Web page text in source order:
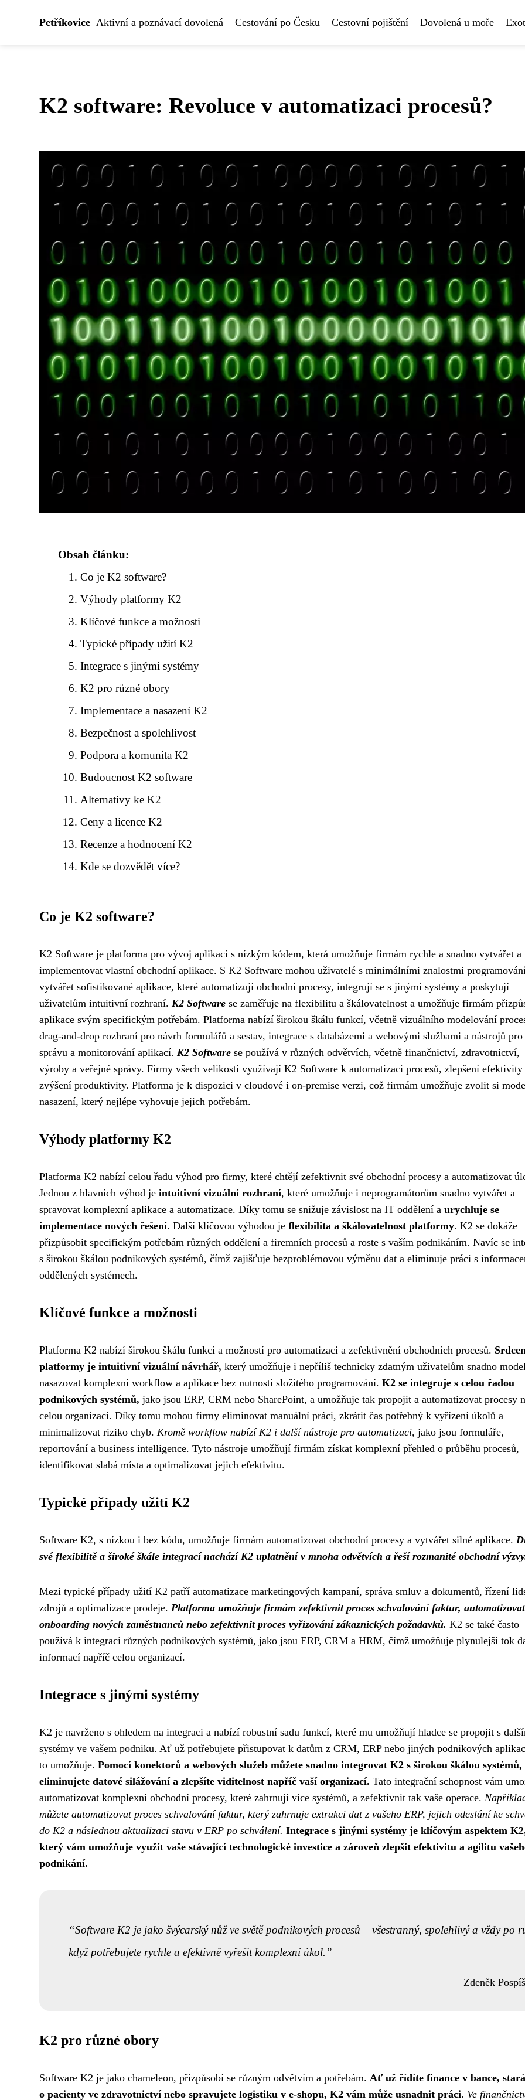
Petříkovice Aktivní a poznávací dovolená Cestování po Česku Cestovní pojištění Dovolená u moře
K2 software: Revoluce v automatizaci procesů?
Obsah článku:
Co je K2 software?
Výhody platformy K2
Klíčové funkce a možnosti
Typické případy užití K2
Integrace s jinými systémy
K2 pro různé obory
Implementace a nasazení K2
Bezpečnost a spolehlivost
Podpora a komunita K2
Budoucnost K2 software
Alternativy ke K2
Ceny a licence K2
Recenze a hodnocení K2
Kde se dozvědět více?
Co je K2 software?
K2 Software je platforma pro vývoj aplikací s nízkým kódem, která umožňuje firmám rychle a snadno vytvářet a
implementovat vlastní obchodní aplikace. S K2 Software mohou uživatelé s minimálními znalostmi
vytvářet sofistikované aplikace, které automatizují obchodní procesy, integrují se s jinými systémy a poskytují
uživatelům intuitivní rozhraní. K2 Software se zaměřuje na flexibilitu a škálovatelnost a umožňuje firmám
aplikace svým specifickým potřebám. Platforma nabízí širokou škálu funkcí, včetně vizuálního modelování
drag-and-drop rozhraní pro návrh formulářů a sestav, integrace s databázemi a webovými službami a nástrojů pro
správu a monitorování aplikací. K2 Software se používá v různých odvětvích, včetně finančnictví, zdravotnictví,
výroby a veřejné správy. Firmy všech velikostí využívají K2 Software k automatizaci procesů, zlepšení efektivity
zvýšení produktivity. Platforma je k dispozici v cloudové i on-premise verzi, což firmám umožňuje zvolit si
nasazení, který nejlépe vyhovuje jejich potřebám.
Výhody platformy K2
Platforma K2 nabízí celou řadu výhod pro firmy, které chtějí zefektivnit své obchodní procesy a automatizovat
Jednou z hlavních výhod je intuitivní vizuální rozhraní, které umožňuje i neprogramátorům snadno vytvářet a
spravovat komplexní aplikace a automatizace. Díky tomu se snižuje závislost na IT oddělení a urychluje se
implementace nových řešení. Další klíčovou výhodou je flexibilita a škálovatelnost platformy. K2 se dokáže
přizpůsobit specifickým potřebám různých oddělení a firemních procesů a roste s vaším podnikáním. Navíc se
s širokou škálou podnikových systémů, čímž zajišťuje bezproblémovou výměnu dat a eliminuje práci s
oddělených systémech.
Klíčové funkce a možnosti
Platforma K2 nabízí širokou škálu funkcí a možností pro automatizaci a zefektivnění obchodních procesů.
platformy je intuitivní vizuální návrhář, který umožňuje i nepříliš technicky zdatným uživatelům snadno
nasazovat komplexní workflow a aplikace bez nutnosti složitého programování. K2 se integruje s celou řadou
podnikových systémů, jako jsou ERP, CRM nebo SharePoint, a umožňuje tak propojit a automatizovat procesy
celou organizací. Díky tomu mohou firmy eliminovat manuální práci, zkrátit čas potřebný k vyřízení úkolů a
minimalizovat riziko chyb. Kromě workflow nabízí K2 i další nástroje pro automatizaci, jako jsou formuláře,
reportování a business intelligence. Tyto nástroje umožňují firmám získat komplexní přehled o průběhu procesů,
identifikovat slabá místa a optimalizovat jejich efektivitu.
Typické případy užití K2
Software K2, s nízkou i bez kódu, umožňuje firmám automatizovat obchodní procesy a vytvářet silné aplikace.
své flexibilitě a široké škále integrací nachází K2 uplatnění v mnoha odvětvích a řeší rozmanité obchodní
Mezi typické případy užití K2 patří automatizace marketingových kampaní, správa smluv a dokumentů, řízení
zdrojů a optimalizace prodeje. Platforma umožňuje firmám zefektivnit proces schvalování faktur, automatizovat
onboarding nových zaměstnanců nebo zefektivnit proces vyřizování zákaznických požadavků. K2 se také často
používá k integraci různých podnikových systémů, jako jsou ERP, CRM a HRM, čímž umožňuje plynulejší tok
informací napříč celou organizací.
Integrace s jinými systémy
K2 je navrženo s ohledem na integraci a nabízí robustní sadu funkcí, které mu umožňují hladce se propojit s
systémy ve vašem podniku. Ať už potřebujete přistupovat k datům z CRM, ERP nebo jiných podnikových
to umožňuje. Pomocí konektorů a webových služeb můžete snadno integrovat K2 s širokou škálou systémů,
eliminujete datové silážování a zlepšíte viditelnost napříč vaší organizací. Tato integrační schopnost vám
automatizovat komplexní obchodní procesy, které zahrnují více systémů, a zefektivnit tak vaše operace.
můžete automatizovat proces schvalování faktur, který zahrnuje extrakci dat z vašeho ERP, jejich odeslání ke
do K2 a následnou aktualizaci stavu v ERP po schválení. Integrace s jinými systémy je klíčovým aspektem
který vám umožňuje využít vaše stávající technologické investice a zároveň zlepšit efektivitu a agilitu
podnikání.
Software K2 je jako švýcarský nůž ve světě podnikových procesů – všestranný, spolehlivý a vždy po
když potřebujete rychle a efektivně vyřešit komplexní úkol.
Zdeněk
K2 pro různé obory
Software K2 je jako chameleon, přizpůsobí se různým odvětvím a potřebám. Ať už řídíte finance v bance,
o pacienty ve zdravotnictví nebo spravujete logistiku v e-shopu, K2 vám může usnadnit práci. Ve